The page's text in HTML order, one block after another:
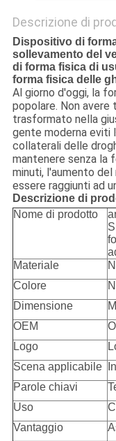
Descrizione di
Dispositivo di
sollevamento del
di forma fisica di
forma fisica delle
Al giorno d'oggi, la
popolare. Non avere
trasformato nella
gente moderna eviti
collaterali delle
mantenere senza la
minuti, l'aumento
essere raggiunti ad
Descrizione di
Nome di prodotto
Materiale
Colore
Dimensione
OEM
Logo
Scena applicabile
Parole chiavi
Uso
Vantaggio